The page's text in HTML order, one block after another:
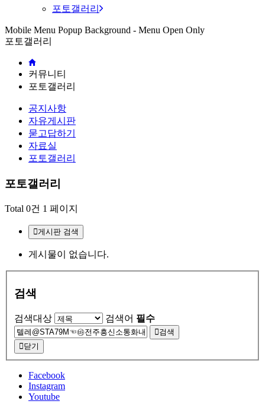
포토갤러리
Mobile Menu Popup Background - Menu Open Only
포토갤러리
커뮤니티
포토갤러리
공지사항
자유게시판
묻고답하기
자료실
포토갤러리
포토갤러리
Total 0건 1 페이지
게시판 검색
게시물이 없습니다.
검색
검색대상 검색어 필수
검색
닫기
Facebook
Instagram
Youtube